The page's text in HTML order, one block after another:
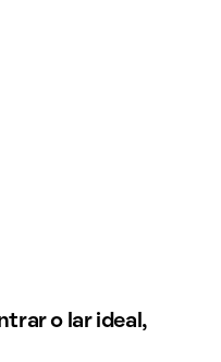
o lar ideal,